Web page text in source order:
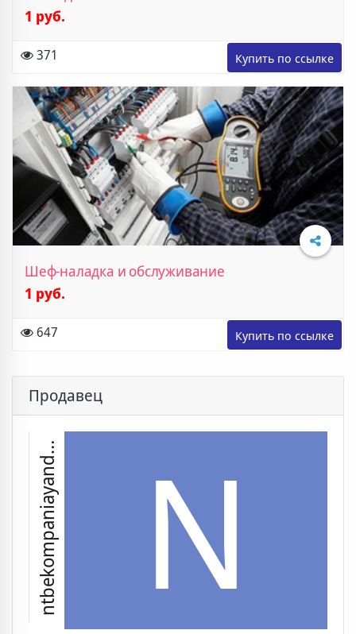
1 руб.
371
Шеф-наладка и обслуживание
1 руб.
647
Продавец
n
t
b
e
k
o
m
p
a
n
i
a
y
a
n
d
e
x
r
u N